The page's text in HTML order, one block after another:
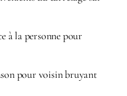
à la personne pour
pour voisin bruyant